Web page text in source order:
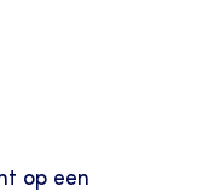
op een